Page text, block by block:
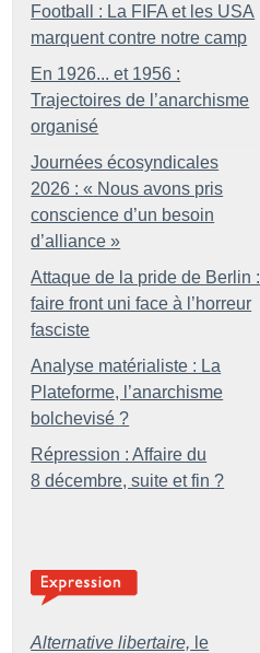
Football : La FIFA et les USA
marquent contre notre camp
En 1926... et 1956 :
Trajectoires de l’anarchisme
organisé
Journées écosyndicales
2026 : « Nous avons pris
conscience d’un besoin
d’alliance »
Attaque de la pride de Berlin :
faire front uni face à l’horreur
fasciste
Analyse matérialiste : La
Plateforme, l’anarchisme
bolchevisé ?
Répression : Affaire du
8 décembre, suite et fin ?
Alternative libertaire, le